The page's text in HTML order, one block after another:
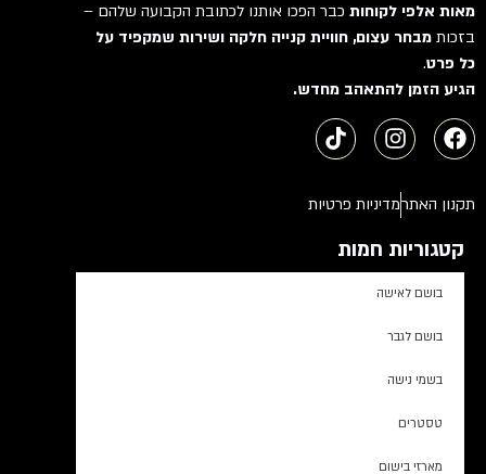
מאות אלפי לקוחותכבר הפכו אותנו לכתובת הקבועה שלהם –
בזכותמבחר עצום, חוויית קנייה חלקה ושירות שמקפיד על
כל פרט.
הגיע הזמן להתאהב מחדש.
תקנון האתרמדיניות פרטיות
קטגוריות חמות
בושם לאישה
בושם לגבר
בשמי נישה
טסטרים
מארזי בישום